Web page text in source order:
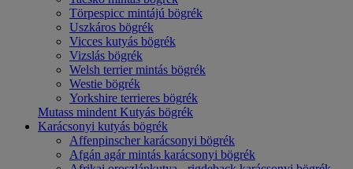
Törpespicc mintájú bögrék
Uszkáros bögrék
Vicces kutyás bögrék
Vizslás bögrék
Welsh terrier mintás bögrék
Westie bögrék
Yorkshire terrieres bögrék
Mutass mindent Kutyás bögrék
Karácsonyi kutyás bögrék
Affenpinscher karácsonyi bögrék
Afgán agár mintás karácsonyi bögrék